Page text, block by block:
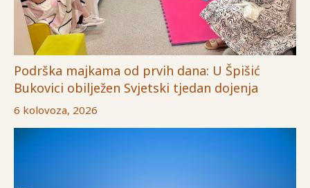
Podrška majkama od prvih dana: U Špišić
Bukovici obilježen Svjetski tjedan dojenja
6 kolovoza, 2026